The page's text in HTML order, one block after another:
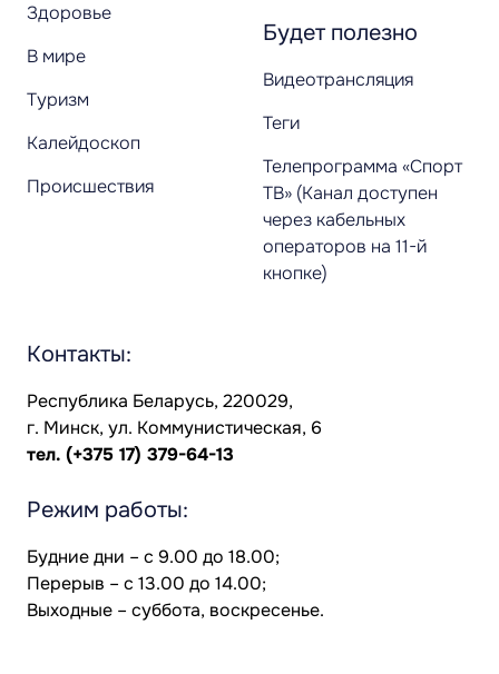
Здоровье
В мире
Туризм
Калейдоскоп
Происшествия
Будет полезно
Видеотрансляция
Теги
Телепрограмма «Спорт
ТВ» (Канал доступен
через кабельных
операторов на 11-й
кнопке)
Контакты:
Республика Беларусь, 220029,
г. Минск, ул. Коммунистическая, 6
тел. (+375 17) 379-64-13
Режим работы:
Будние дни – с 9.00 до 18.00;
Перерыв – с 13.00 до 14.00;
Выходные – суббота, воскресенье.